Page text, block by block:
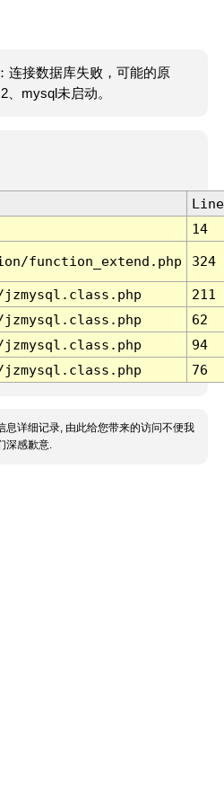
连接数据库失败，可能的原
、mysql未启动。
Line
14
function_extend.php 324
211
62
94
76
息详细记录, 由此给您带来的访问不便我
深感歉意.